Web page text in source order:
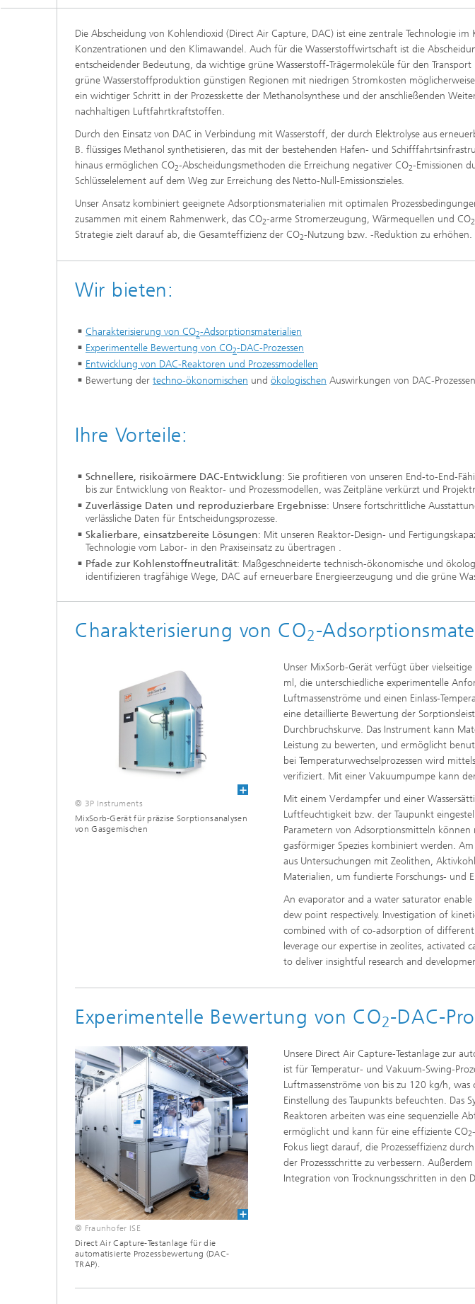
Die Abscheidung von Kohlendioxid (Direct Air Capture, DAC) ist eine zentrale Technologie
Konzentrationen und den Klimawandel. Auch für die Wasserstoffwirtschaft ist die
entscheidender Bedeutung, da wichtige grüne Wasserstoff-Trägermoleküle für den
grüne Wasserstoffproduktion günstigen Regionen mit niedrigen Stromkosten
ein wichtiger Schritt in der Prozesskette der Methanolsynthese und der anschließenden
nachhaltigen Luftfahrtkraftstoffen.
Durch den Einsatz von DAC in Verbindung mit Wasserstoff, der durch Elektrolyse aus
B. flüssiges Methanol synthetisieren, das mit der bestehenden Hafen- und
hinaus ermöglichen CO2-Abscheidungsmethoden die Erreichung negativer CO2-Emissionen
Schlüsselelement auf dem Weg zur Erreichung des Netto-Null-Emissionszieles.
Unser Ansatz kombiniert geeignete Adsorptionsmaterialien mit optimalen
zusammen mit einem Rahmenwerk, das CO2-arme Stromerzeugung, Wärmequellen und CO2
Strategie zielt darauf ab, die Gesamteffizienz der CO2-Nutzung bzw. -Reduktion zu erhöhen.
Wir bieten:
Charakterisierung von CO2-Adsorptionsmaterialien
Experimentelle Bewertung von CO2-DAC-Prozessen
Entwicklung von DAC-Reaktoren und Prozessmodellen
Bewertung der techno-ökonomischen und ökologischen Auswirkungen von DAC-Prozessen
Ihre Vorteile:
Schnellere, risikoärmere DAC-Entwicklung: Sie profitieren von unseren End-to-End-
bis zur Entwicklung von Reaktor- und Prozessmodellen, was Zeitpläne verkürzt und
Zuverlässige Daten und reproduzierbare Ergebnisse: Unsere fortschrittliche
verlässliche Daten für Entscheidungsprozesse.
Skalierbare, einsatzbereite Lösungen: Mit unseren Reaktor-Design- und
Technologie vom Labor- in den Praxiseinsatz zu übertragen .
Pfade zur Kohlenstoffneutralität: Maßgeschneiderte technisch-ökonomische und
identifizieren tragfähige Wege, DAC auf erneuerbare Energieerzeugung und die grüne
Charakterisierung von CO2-
© 3P Instruments
MixSorb-Gerät für präzise Sorptionsanalysen
von Gasgemischen
Unser MixSorb-Gerät verfügt über
ml, die unterschiedliche experimentelle
Luftmassenströme und einen Einlass-
eine detaillierte Bewertung der
Durchbruchskurve. Das Instrument kann
Leistung zu bewerten, und ermöglicht
bei Temperaturwechselprozessen wird
verifiziert. Mit einer Vakuumpumpe kann
Mit einem Verdampfer und einer
Luftfeuchtigkeit bzw. der Taupunkt
Parametern von Adsorptionsmitteln
gasförmiger Spezies kombiniert werden.
aus Untersuchungen mit Zeolithen,
Materialien, um fundierte Forschungs- und
An evaporator and a water saturator
dew point respectively. Investigation of
combined with of co-adsorption of different
leverage our expertise in zeolites, activated
to deliver insightful research and
Experimentelle Bewertung von CO2-DAC-
© Fraunhofer ISE
Direct Air Capture-Testanlage für die
automatisierte Prozessbewertung (DAC-
TRAP).
Unsere Direct Air Capture-Testanlage zur
ist für Temperatur- und Vakuum-Swing-
Luftmassenströme von bis zu 120 kg/h,
Einstellung des Taupunkts befeuchten. Das
Reaktoren arbeiten was eine sequenzielle
ermöglicht und kann für eine effiziente CO2
Fokus liegt darauf, die Prozesseffizienz
der Prozessschritte zu verbessern.
Integration von Trocknungsschritten in den